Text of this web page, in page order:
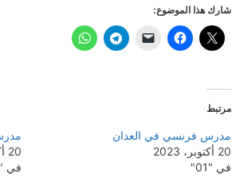
شارك هذا الموضوع:
مرتبط
مدرس فرنسي في العدان
20 أكتوبر، 2023
في "01"
20 أكتوبر، 2023
في "01"